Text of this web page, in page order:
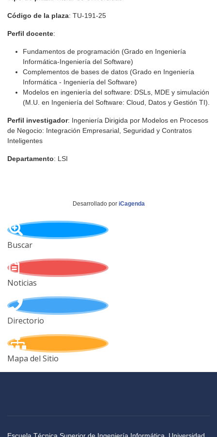
Código de la plaza: TU-191-25
Perfil docente:
Fundamentos de programación (Grado en Ingeniería
Informática-Ingeniería del Software)
Complementos de bases de datos (Grado en Ingeniería
Informática - Ingeniería del Software)
Modelos en ingeniería del software: DSLs, MDE y simulación
(M.U. en Ingeniería del Software: Cloud, Datos y Gestión TI).
Perfil investigador: Ingeniería Dirigida por Modelos en Procesos
de Negocio: Integración Empresarial, Seguridad y Contratos
Inteligentes
Departamento: LSI
Desarrollado por iCagenda
Buscar
Noticias
Directorio
Mapa del Sitio